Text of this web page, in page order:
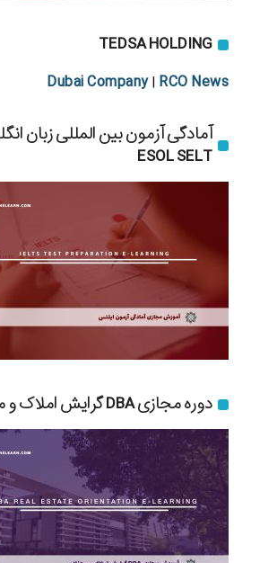
TEDSA HOLDING
Dubai Company| RCO News
آمادگی آزمون بین المللی زبان
ESOL SELT
دوره مجازی DBA گرایش املاک و مستغلات